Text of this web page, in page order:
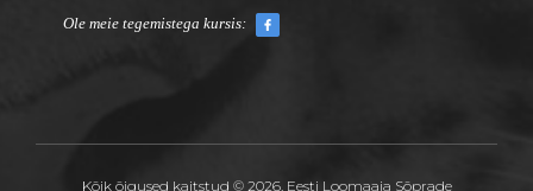
Ole meie tegemistega kursis:
Kõik õigused kaitstud © 2026. Eesti Loomaaia Sõprade